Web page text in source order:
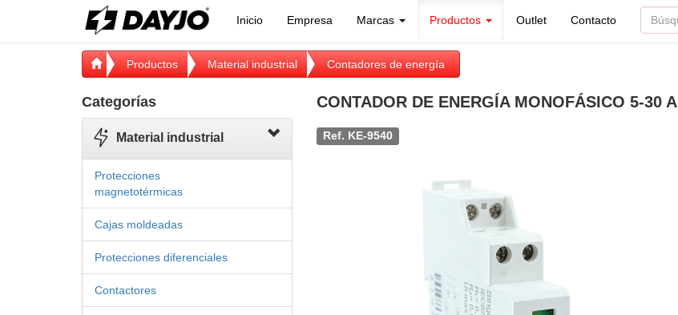
Inicio Empresa Marcas Productos Outlet Contacto
Productos Material industrial Contadores de energía
Categorías
Material industrial
Protecciones
magnetotérmicas
Cajas moldeadas
Protecciones diferenciales
Contactores
CONTADOR DE ENERGÍA MONOFÁSICO 5-30 A
Ref. KE-9540